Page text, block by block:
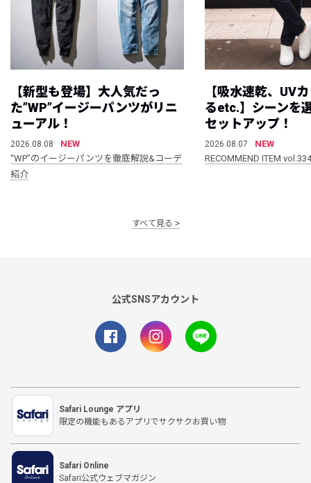
【新型も登場】大人気だっ
た”WP”イージーパンツがリニ
ューアル！
2026.08.08
NEW
“WP”のイージーパンツを徹底解説&コーデ
紹介
【吸水速乾、UV
るetc.】シーンを
セットアップ！
2026.08.07
NEW
RECOMMEND ITEM vol.334
すべて見る
公式SNSアカウント
Safari Lounge アプリ
限定の機能もあるアプリでサクサクお買い物
Safari Online
Safari公式ウェブマガジン